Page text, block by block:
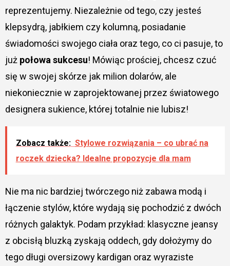
reprezentujemy. Niezależnie od tego, czy jesteś
klepsydrą, jabłkiem czy kolumną, posiadanie
świadomości swojego ciała oraz tego, co ci pasuje, to
już połowa sukcesu! Mówiąc prościej, chcesz czuć
się w swojej skórze jak milion dolarów, ale
niekoniecznie w zaprojektowanej przez światowego
designera sukience, której totalnie nie lubisz!
Zobacz także: Stylowe rozwiązania – co ubrać na
roczek dziecka? Idealne propozycje dla mam
Nie ma nic bardziej twórczego niż zabawa modą i
łączenie stylów, które wydają się pochodzić z dwóch
różnych galaktyk. Podam przykład: klasyczne jeansy
z obcisłą bluzką zyskają oddech, gdy dołożymy do
tego długi oversizowy kardigan oraz wyraziste